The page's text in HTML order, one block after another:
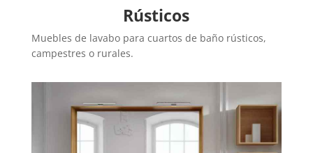
Rústicos
Muebles de lavabo para cuartos de baño rústicos,
campestres o rurales.